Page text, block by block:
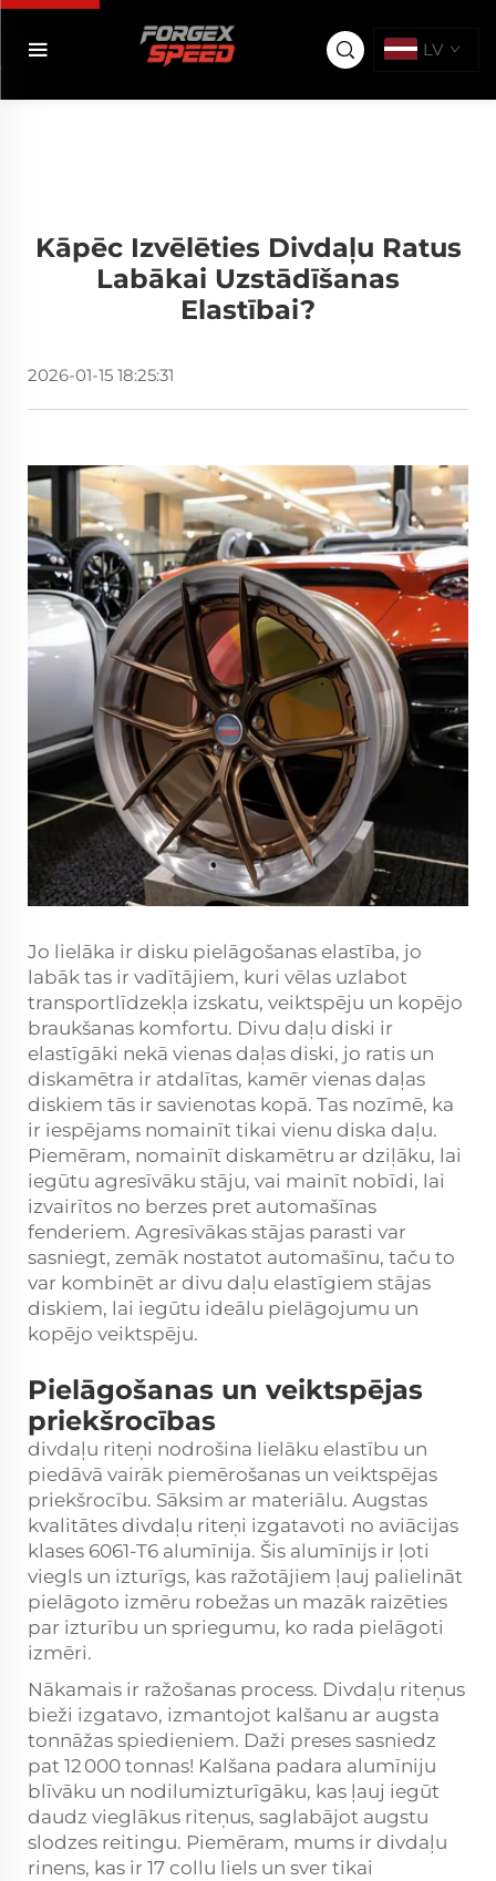
LV
Kāpēc Izvēlēties Divdaļu Ratus
Labākai Uzstādīšanas
Elastībai?
2026-01-15 18:25:31
Jo lielāka ir disku pielāgošanas elastība, jo
labāk tas ir vadītājiem, kuri vēlas uzlabot
transportlīdzekļa izskatu, veiktspēju un kopējo
braukšanas komfortu. Divu daļu diski ir
elastīgāki nekā vienas daļas diski, jo ratis un
diskamētra ir atdalītas, kamēr vienas daļas
diskiem tās ir savienotas kopā. Tas nozīmē, ka
ir iespējams nomainīt tikai vienu diska daļu.
Piemēram, nomainīt diskamētru ar dziļāku, lai
iegūtu agresīvāku stāju, vai mainīt nobīdi, lai
izvairītos no berzes pret automašīnas
fenderiem. Agresīvākas stājas parasti var
sasniegt, zemāk nostatot automašīnu, taču to
var kombinēt ar divu daļu elastīgiem stājas
diskiem, lai iegūtu ideālu pielāgojumu un
kopējo veiktspēju.
Pielāgošanas un veiktspējas
priekšrocības
divdaļu riteņi nodrošina lielāku elastību un
piedāvā vairāk piemērošanas un veiktspējas
priekšrocību. Sāksim ar materiālu. Augstas
kvalitātes divdaļu riteņi izgatavoti no aviācijas
klases 6061-T6 alumīnija. Šis alumīnijs ir ļoti
viegls un izturīgs, kas ražotājiem ļauj palielināt
pielāgoto izmēru robežas un mazāk raizēties
par izturību un spriegumu, ko rada pielāgoti
izmēri.
Nākamais ir ražošanas process. Divdaļu riteņus
bieži izgatavo, izmantojot kalšanu ar augsta
tonnāžas spiedieniem. Daži preses sasniedz
pat 12 000 tonnas! Kalšana padara alumīniju
blīvāku un nodilumizturīgāku, kas ļauj iegūt
daudz vieglākus riteņus, saglabājot augstu
slodzes reitingu. Piemēram, mums ir divdaļu
rinens, kas ir 17 collu liels un sver tikai